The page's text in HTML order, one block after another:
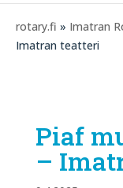
rotary.fi » Imatran
Imatran teatteri
Piaf
–